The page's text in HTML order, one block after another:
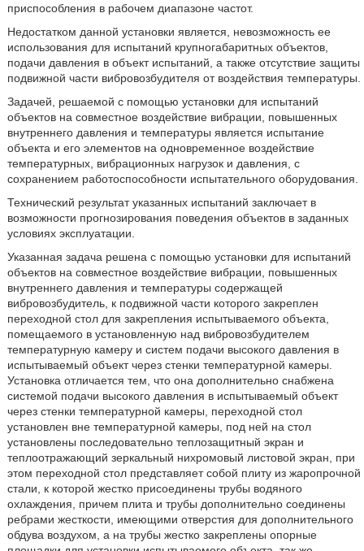
приспособления в рабочем диапазоне частот.
Недостатком данной установки является, невозможность ее
использования для испытаний крупногабаритных объектов,
подачи давления в объект испытаний, а также отсутствие защиты
подвижной части вибровозбудителя от воздействия температуры.
Задачей, решаемой с помощью установки для испытаний
объектов на совместное воздействие вибрации, повышенных
внутреннего давления и температуры является испытание
объекта и его элементов на одновременное воздействие
температурных, вибрационных нагрузок и давления, с
сохранением работоспособности испытательного оборудования.
Технический результат указанных испытаний заключает в
возможности прогнозирования поведения объектов в заданных
условиях эксплуатации.
Указанная задача решена с помощью установки для испытаний
объектов на совместное воздействие вибрации, повышенных
внутреннего давления и температуры содержащей
вибровозбудитель, к подвижной части которого закреплен
переходной стол для закрепления испытываемого объекта,
помещаемого в установленную над вибровозбудителем
температурную камеру и систем подачи высокого давления в
испытываемый объект через стенки температурной камеры.
Установка отличается тем, что она дополнительно снабжена
системой подачи высокого давления в испытываемый объект
через стенки температурной камеры, переходной стол
установлен вне температурной камеры, под ней на стол
установлены последовательно теплозащитный экран и
теплоотражающий зеркальный нихромовый листовой экран, при
этом переходной стол представляет собой плиту из жаропрочной
стали, к которой жестко присоединены трубы водяного
охлаждения, причем плита и трубы дополнительно соединены
ребрами жесткости, имеющими отверстия для дополнительного
обдува воздухом, а на трубы жестко закреплены опорные